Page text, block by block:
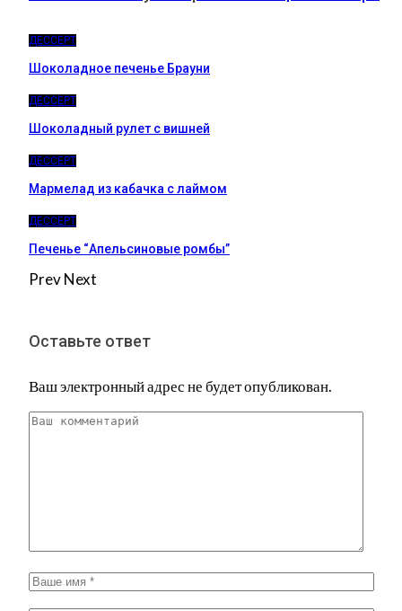
ДЕССЕРТ
Шоколадное печенье Брауни
ДЕССЕРТ
Шоколадный рулет с вишней
ДЕССЕРТ
Мармелад из кабачка с лаймом
ДЕССЕРТ
Печенье “Апельсиновые ромбы”
PrevNext
Оставьте ответ
Ваш электронный адрес не будет опубликован.